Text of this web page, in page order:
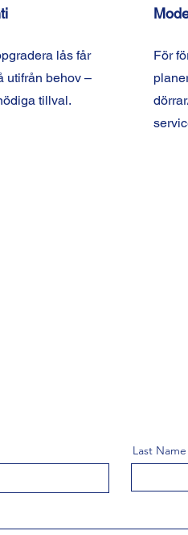
lås får
utifrån behov –
tillval.
För
Last Name